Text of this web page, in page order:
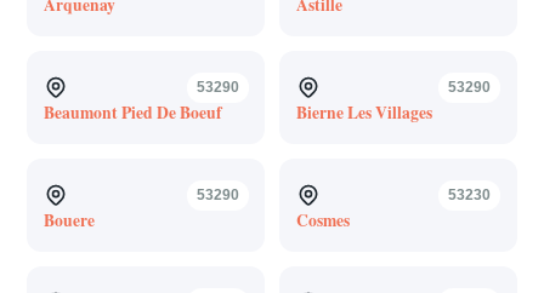
53290
Beaumont Pied De Boeuf
53290
Bierne Les Villages
53290
Bouere
53230
Cosmes